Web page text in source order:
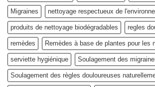
Migraines nettoyage respectueux de
produits de nettoyage biodégradables regles
remèdes Remèdes à base de plantes pour les
serviette hygiénique Soulagement des
Soulagement des règles douloureuses